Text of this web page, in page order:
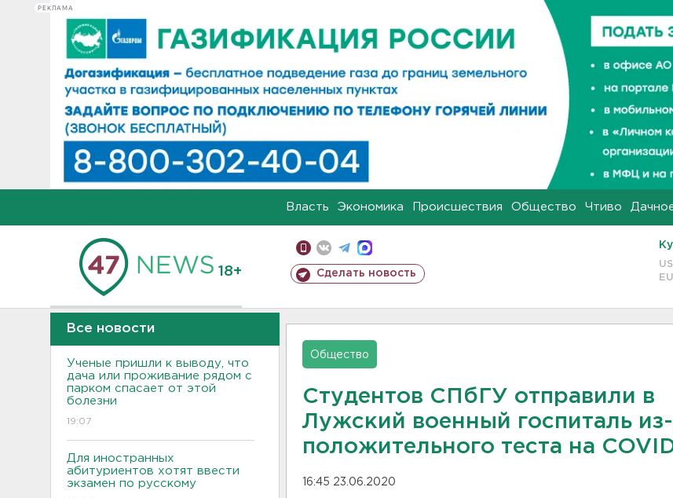
РЕКЛАМА
Власть Экономика Происшествия Общество Чтиво
18+ Сделать новость
Все новости
Ученые пришли к выводу, что
дача или проживание рядом с
парком спасает от этой
болезни
19:07
Для иностранных
абитуриентов хотят ввести
экзамен по русскому
Общество
Студентов СПбГУ отправили в
Лужский военный госпиталь из-
положительного теста на
16:45 23.06.2020